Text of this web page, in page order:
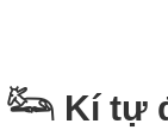
𓃛 Kí tự